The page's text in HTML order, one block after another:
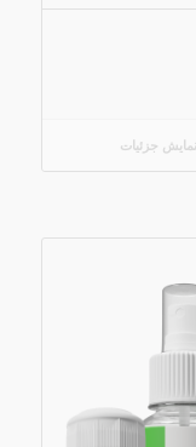
نمایش جزئیات